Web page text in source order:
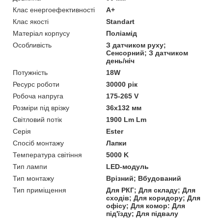
Клас енергоефективності
A+
Клас якості
Standart
Матеріал корпусу
Поліамід
Особливість
З датчиком руху;
Сенсорний; З датчиком
день/ніч
Потужність
18W
Ресурс роботи
30000 рік
Робоча напруга
175-265 V
Розміри під врізку
36x132 мм
Світловий потік
1900 Lm Lm
Серія
Ester
Спосіб монтажу
Лапки
Температура світіння
5000 K
Тип лампи
LED-модуль
Тип монтажу
Врізний; Вбудований
Тип приміщення
Для РКГ; Для складу; Для
сходів; Для коридору; Для
офісу; Для комор: Для
під'їзду; Для підвалу